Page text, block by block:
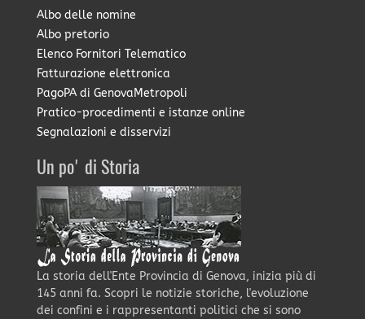
Albo delle nomine
Albo pretorio
Elenco Fornitori Telematico
Fatturazione elettronica
PagoPA di GenovaMetropoli
Pratico-procedimenti e istanze online
Segnalazioni e disservizi
Un po' di Storia
La storia dell'Ente Provincia di Genova, inizia più di
145 anni fa. Scopri le notizie storiche, l'evoluzione
dei confini e i rappresentanti politici che si sono